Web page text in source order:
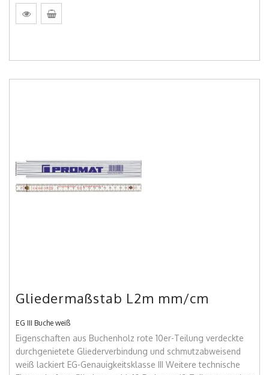
Gliedermaßstab L2m mm/cm
EG III Buche weiß
Eigenschaften aus Buchenholz rote 10er-Teilung verdeckte
durchgenietete Gliederverbindung und schmutzabweisend
weiß lackiert EG-Genauigkeitsklasse III Weitere technische